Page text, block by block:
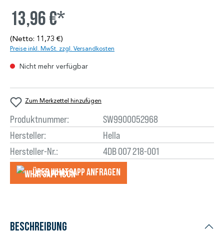
13,96 €*
(Netto: 11,73 €)
Preise inkl. MwSt. zzgl. Versandkosten
Nicht mehr verfügbar
Zum Merkzettel hinzufügen
Produktnummer:
SW9900052968
Hersteller:
Hella
Hersteller-Nr.:
4DB 007 218-001
Über WhatsApp anfragеn
Beschreibung